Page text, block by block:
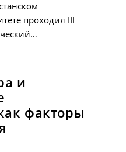
проходил III
и
факторы